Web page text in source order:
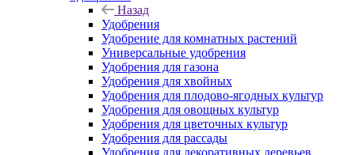
Назад
Удобрения
Удобрение для комнатных растений
Универсальные удобрения
Удобрения для газона
Удобрения для хвойных
Удобрения для плодово-ягодных культур
Удобрения для овощных культур
Удобрения для цветочных культур
Удобрения для рассады
Удобрения для декоративных деревьев